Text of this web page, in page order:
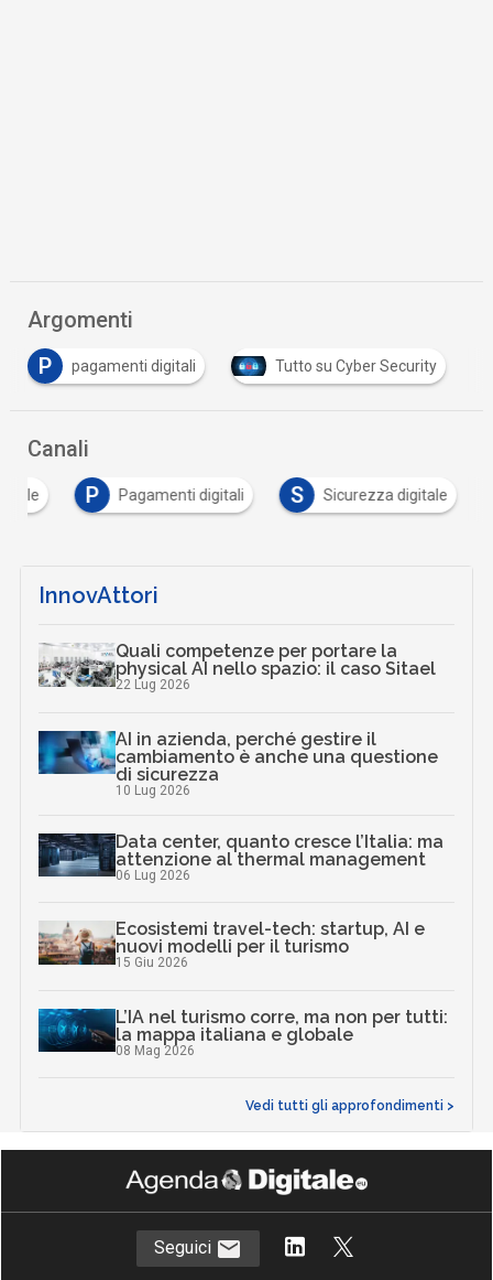
Argomenti
P
pagamenti digitali Tutto su Cyber Security
Canali
P Pagamenti digitali S Sicurezza digitale
InnovAttori
Quali competenze per portare la
physical AI nello spazio: il caso Sitael
22 Lug 2026
AI in azienda, perché gestire il
cambiamento è anche una questione
di sicurezza
10 Lug 2026
Data center, quanto cresce l’Italia: ma
attenzione al thermal management
06 Lug 2026
Ecosistemi travel-tech: startup, AI e
nuovi modelli per il turismo
15 Giu 2026
L’IA nel turismo corre, ma non per tutti:
la mappa italiana e globale
08 Mag 2026
Vedi tutti gli approfondimenti >
Seguici